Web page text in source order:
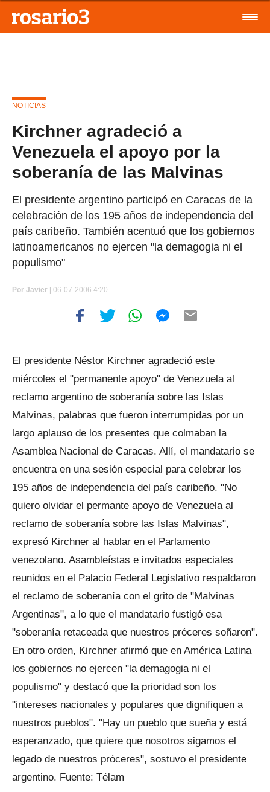
NOTICIAS
Kirchner agradeció a
Venezuela el apoyo por la
soberanía de las Malvinas
El presidente argentino participó en Caracas de la
celebración de los 195 años de independencia del
país caribeño. También acentuó que los gobiernos
latinoamericanos no ejercen "la demagogia ni el
populismo"
Por Javier | 06-07-2006 4:20
El presidente Néstor Kirchner agradeció este
miércoles el "permanente apoyo" de Venezuela al
reclamo argentino de soberanía sobre las Islas
Malvinas, palabras que fueron interrumpidas por un
largo aplauso de los presentes que colmaban la
Asamblea Nacional de Caracas. Allí, el mandatario se
encuentra en una sesión especial para celebrar los
195 años de independencia del país caribeño. "No
quiero olvidar el permante apoyo de Venezuela al
reclamo de soberanía sobre las Islas Malvinas",
expresó Kirchner al hablar en el Parlamento
venezolano. Asambleístas e invitados especiales
reunidos en el Palacio Federal Legislativo respaldaron
el reclamo de soberanía con el grito de "Malvinas
Argentinas", a lo que el mandatario fustigó esa
"soberanía retaceada que nuestros próceres soñaron".
En otro orden, Kirchner afirmó que en América Latina
los gobiernos no ejercen "la demagogia ni el
populismo" y destacó que la prioridad son los
"intereses nacionales y populares que dignifiquen a
nuestros pueblos". "Hay un pueblo que sueña y está
esperanzado, que quiere que nosotros sigamos el
legado de nuestros próceres", sostuvo el presidente
argentino. Fuente: Télam